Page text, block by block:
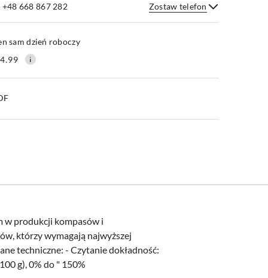
668 867 282 Zostaw telefon
Wyślij
sam dzień roboczy
w produkcji kompasów i
którzy wymagają najwyższej
techniczne: - Czytanie dokładność:
g), 0% do " 150%